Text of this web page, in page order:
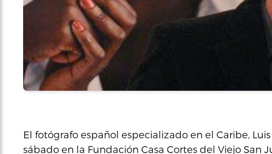
El fotógrafo español especializado en el Caribe,
sábado en la Fundación Casa Cortes del Viejo San